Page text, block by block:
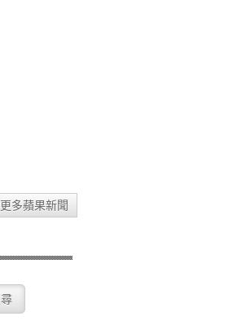
更多蘋果新聞